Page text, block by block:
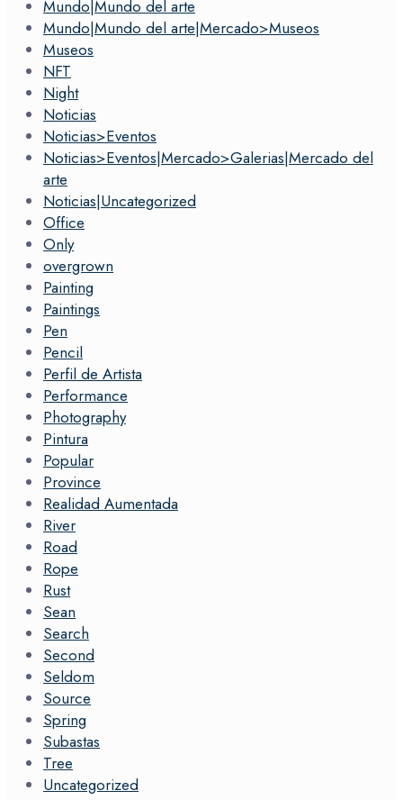
Mundo|Mundo del arte
Mundo|Mundo del arte|Mercado>Museos
Museos
NFT
Night
Noticias
Noticias>Eventos
Noticias>Eventos|Mercado>Galerias|Mercado del
arte
Noticias|Uncategorized
Office
Only
overgrown
Painting
Paintings
Pen
Pencil
Perfil de Artista
Performance
Photography
Pintura
Popular
Province
Realidad Aumentada
River
Road
Rope
Rust
Sean
Search
Second
Seldom
Source
Spring
Subastas
Tree
Uncategorized